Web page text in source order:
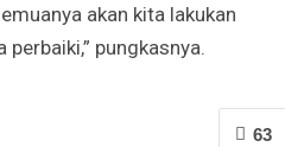
akan kita lakukan
pungkasnya.
63